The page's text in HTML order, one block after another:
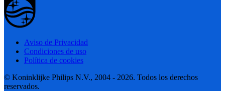
Aviso de Privacidad
Condiciones de uso
Política de cookies
© Koninklijke Philips N.V., 2004 - 2026. Todos los derechos
reservados.